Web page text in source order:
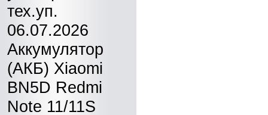
тех.уп.
06.07.2026
Аккумулятор
(АКБ) Xiaomi
BN5D Redmi
Note 11/11S